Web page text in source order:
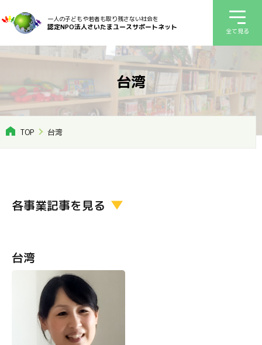
一人の子どもや若者も取り残さない社会を
認定NPO法人さいたまユースサポートネット 全て見る
台湾
TOP 台湾
各事業記事を見る
台湾